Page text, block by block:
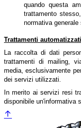
quando questa
trattamento
normativa
Trattamenti automatizzati
La raccolta di dati
trattamenti di mailing,
media, esclusivamente
dei servizi utilizzati.
In merito ai servizi resi
disponibile un'informativa